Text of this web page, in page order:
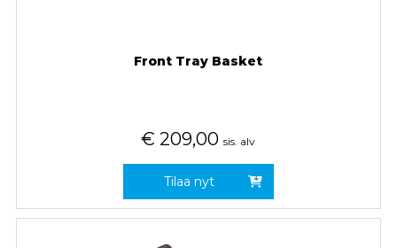
Front Tray Basket
€ 209,00 sis. alv
Tilaa nyt